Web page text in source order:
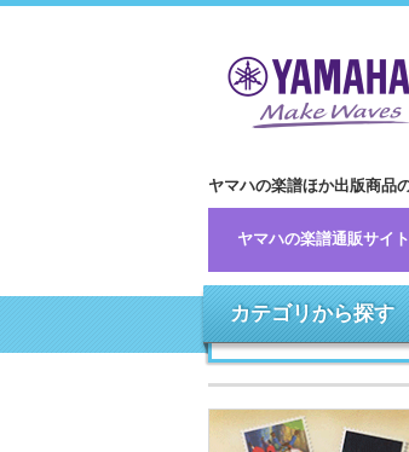
ヤマハの楽譜ほか出版商品
ヤマハの楽譜通販サイト
カテゴリから探す